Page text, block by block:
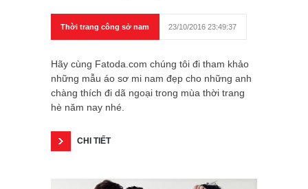
Thời trang công sở nam 23/10/2016 23:49:37
Hãy cùng Fatoda.com chúng tôi đi tham khảo
những mẫu áo sơ mi nam đẹp cho những anh
chàng thích đi dã ngoại trong mùa thời trang
hè năm nay nhé.
CHI TIẾT